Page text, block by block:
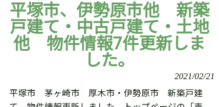
平塚市、伊勢原市他 新築
戸建て・中古戸建て・土地
他 物件情報7件更新しま
した。
2021/02/21
平塚市 茅ヶ崎市 厚木市・伊勢原市 新築戸建